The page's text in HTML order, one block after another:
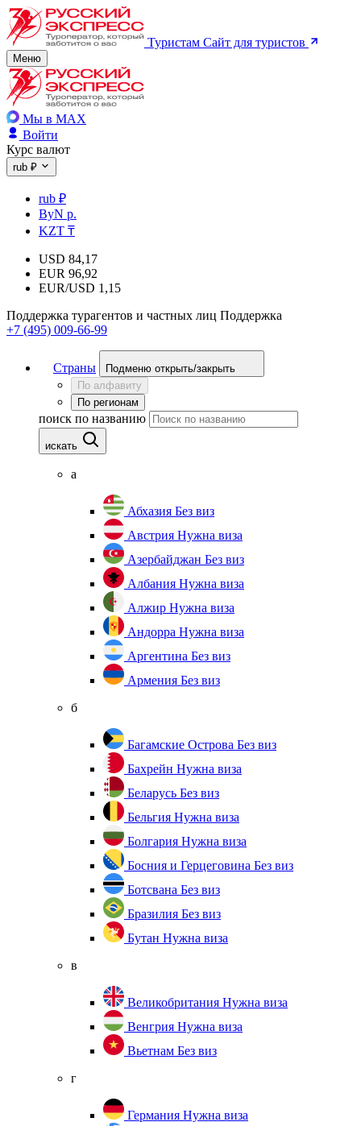
Туристам Сайт для туристов
Меню
Мы в MAX
Войти
Курс валют
rub ₽
rub ₽
ByN р.
KZT ₸
USD 84,17
EUR 96,92
EUR/USD 1,15
Поддержка турагентов и частных лиц Поддержка
+7 (495) 009-66-99
Страны
Подменю открыть/закрыть
По алфавиту
По регионам
поиск по названию
искать
а
Абхазия Без виз
Австрия Нужна виза
Азербайджан Без виз
Албания Нужна виза
Алжир Нужна виза
Андорра Нужна виза
Аргентина Без виз
Армения Без виз
б
Багамские Острова Без виз
Бахрейн Нужна виза
Беларусь Без виз
Бельгия Нужна виза
Болгария Нужна виза
Босния и Герцеговина Без виз
Ботсвана Без виз
Бразилия Без виз
Бутан Нужна виза
в
Великобритания Нужна виза
Венгрия Нужна виза
Вьетнам Без виз
г
Германия Нужна виза